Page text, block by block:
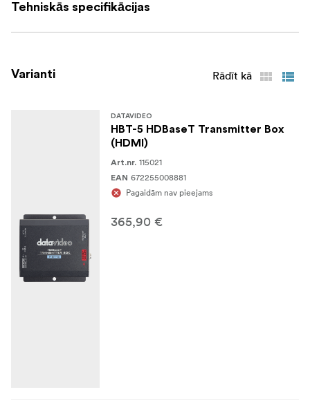
Tehniskās specifikācijas
Varianti Rādīt kā
DATAVIDEO
HBT-5 HDBaseT Transmitter Box
(HDMI)
Art.nr. 115021
EAN 672255008881
Pagaidām nav pieejams
365,90 €